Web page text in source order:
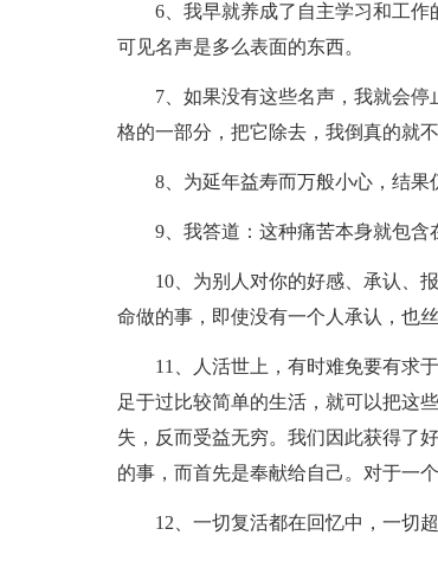
6、我早就养成了自主学习和工作
可见名声是多么表面的东西。
7、如果没有这些名声，我就会
格的一部分，把它除去，我倒真的就不
8、为延年益寿而万般小心，结果
9、我答道：这种痛苦本身就包含
10、为别人对你的好感、承认、
命做的事，即使没有一个人承认，也丝
11、人活世上，有时难免要有求
足于过比较简单的生活，就可以把这
失，反而受益无穷。我们因此获得了
的事，而首先是奉献给自己。对于一
12、一切复活都在回忆中，一切